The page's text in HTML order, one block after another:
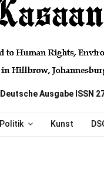
Deutsche Ausgabe ISSN
Politik Kunst